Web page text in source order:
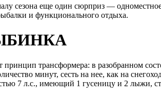
сезона еще один сюрприз —
и функционального отдыха.
принцип трансформера: в разобранном
минут, сесть на нее, как на
7 л.с., имеющий 1 гусеницу и 2 лыжи,